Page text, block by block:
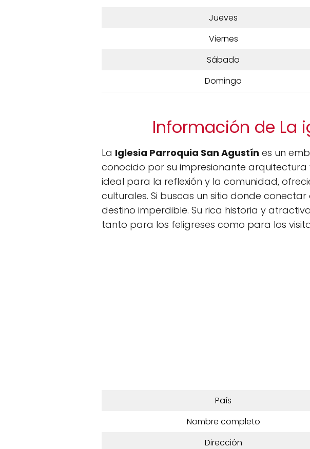
Jueves
Viernes
Sábado
Domingo
Información de La
La Iglesia Parroquia San Agustín es un
conocido por su impresionante
ideal para la reflexión y la comunidad,
culturales. Si buscas un sitio donde
destino imperdible. Su rica historia y
tanto para los feligreses como para los
País
Nombre completo
Dirección